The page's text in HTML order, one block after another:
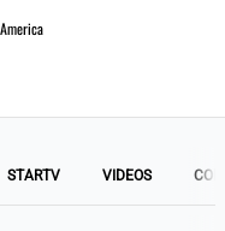
STARTV VIDEOS